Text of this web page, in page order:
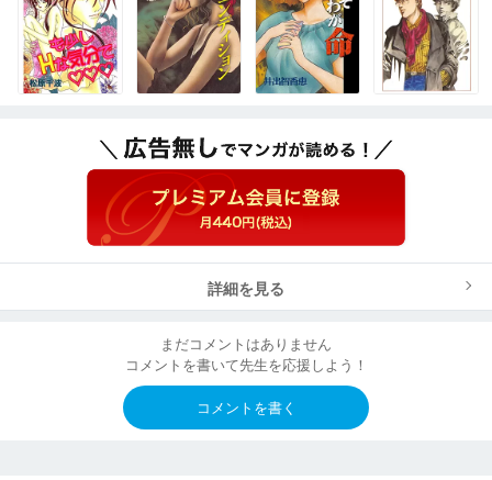
詳細を見る
まだコメントはありません
コメントを書いて先生を応援しよう！
コメントを書く